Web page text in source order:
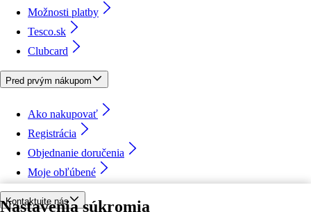
Nastavenia súkromia
Možnosti platby
Tesco.sk
Clubcard
Pred prvým nákupom
Ako nakupovať
Registrácia
Objednanie doručenia
Moje obľúbené
Kontaktujte nás